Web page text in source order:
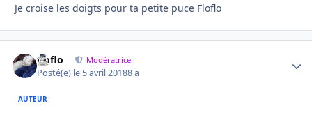
Je croise les doigts pour ta petite puce Floflo
floflo Modératrice
Posté(e) le 5 avril 20188 a
AUTEUR